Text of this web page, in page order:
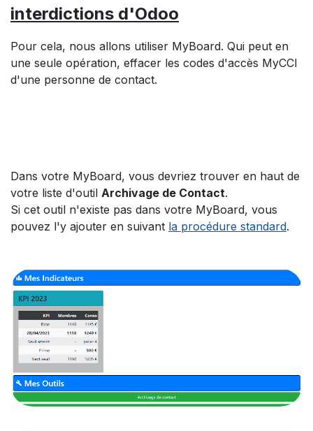
interdictions d'Odoo
Pour cela, nous allons utiliser MyBoard. Qui peut en
une seule opération, effacer les codes d'accès MyCCI
d'une personne de contact.
Dans votre MyBoard, vous devriez trouver en haut de
votre liste d'outil Archivage de Contact.
Si cet outil n'existe pas dans votre MyBoard, vous
pouvez l'y ajouter en suivant la procédure standard.